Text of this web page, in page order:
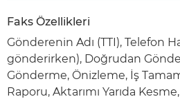
Faks Özellikleri
Gönderenin Adı (TTI), Telefon
gönderirken), Doğrudan
Gönderme, Önizleme, İş
Raporu, Aktarımı Yarıda Kesme,